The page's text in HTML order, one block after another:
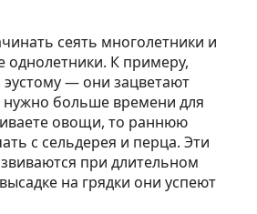
сеять многолетники и
однолетники. К примеру,
— они зацветают
нужно больше времени для
овощи, то раннюю
с сельдерея и перца. Эти
при длительном
на грядки они успеют